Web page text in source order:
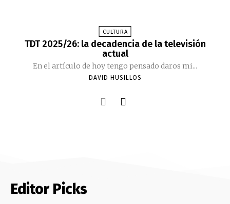
CULTURA
TDT 2025/26: la decadencia de la televisión
actual
En el artículo de hoy tengo pensado daros mi...
DAVID HUSILLOS
Editor Picks